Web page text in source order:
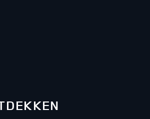
uitvoeringen bieden een nieuw